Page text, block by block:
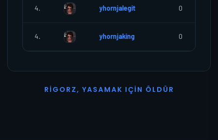
4. yhornjalegit 0
4. yhornjaking 0
R I G O R Z, YASAMAK I ÇI N Ö L D Ü R